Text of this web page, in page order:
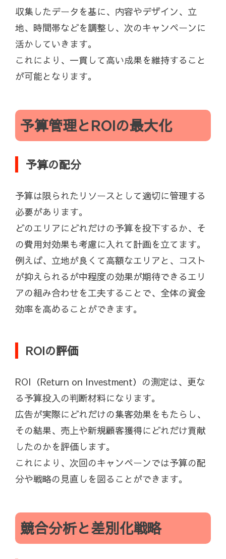
収集したデータを基に、内容やデザイン、立
地、時間帯などを調整し、次のキャンペーンに
活かしていきます。
これにより、一貫して高い成果を維持すること
が可能となります。
予算管理とROIの最大化
予算の配分
予算は限られたリソースとして適切に管理する
必要があります。
どのエリアにどれだけの予算を投下するか、そ
の費用対効果も考慮に入れて計画を立てます。
例えば、立地が良くて高額なエリアと、コスト
が抑えられるが中程度の効果が期待できるエリ
アの組み合わせを工夫することで、全体の資金
効率を高めることができます。
ROIの評価
ROI（Return on Investment）の測定は、更な
る予算投入の判断材料になります。
広告が実際にどれだけの集客効果をもたらし、
その結果、売上や新規顧客獲得にどれだけ貢献
したのかを評価します。
これにより、次回のキャンペーンでは予算の配
分や戦略の見直しを図ることができます。
競合分析と差別化戦略